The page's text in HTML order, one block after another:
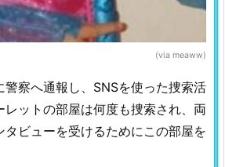
(via meaww)
警察へ通報し、SNSを使った捜索活
レットの部屋は何度も捜索され、両
タビューを受けるためにこの部屋を